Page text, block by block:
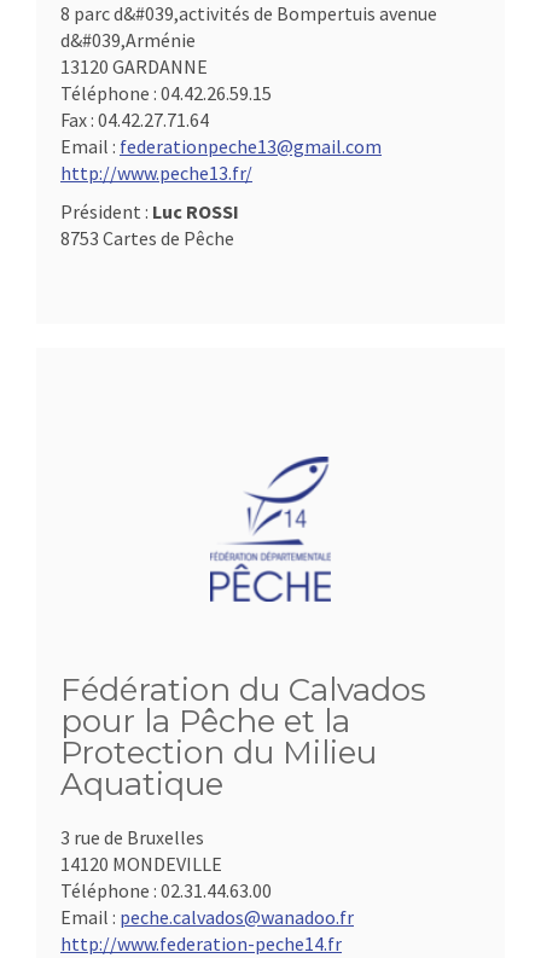
8 parc d&#039,activités de Bompertuis avenue
d&#039,Arménie
13120 GARDANNE
Téléphone : 04.42.26.59.15
Fax : 04.42.27.71.64
Email : federationpeche13@gmail.com
http://www.peche13.fr/
Président : Luc ROSSI
8753 Cartes de Pêche
Fédération du Calvados
pour la Pêche et la
Protection du Milieu
Aquatique
3 rue de Bruxelles
14120 MONDEVILLE
Téléphone : 02.31.44.63.00
Email : peche.calvados@wanadoo.fr
http://www.federation-peche14.fr